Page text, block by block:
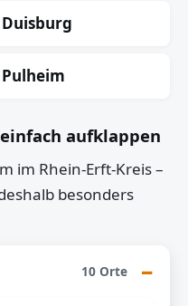
Duisburg
Pulheim
aufklappen
im Rhein-Erft-Kreis –
besonders
10 Orte